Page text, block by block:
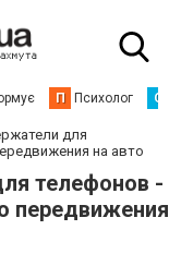
П Психолог С
для
на авто
телефонов -
передвижения